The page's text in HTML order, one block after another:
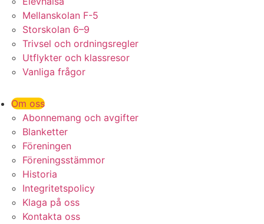
Mellanskolan F-5
Storskolan 6–9
Trivsel och ordningsregler
Utflykter och klassresor
Vanliga frågor
Om oss
Abonnemang och avgifter
Blanketter
Föreningen
Föreningsstämmor
Historia
Integritetspolicy
Klaga på oss
Kontakta oss